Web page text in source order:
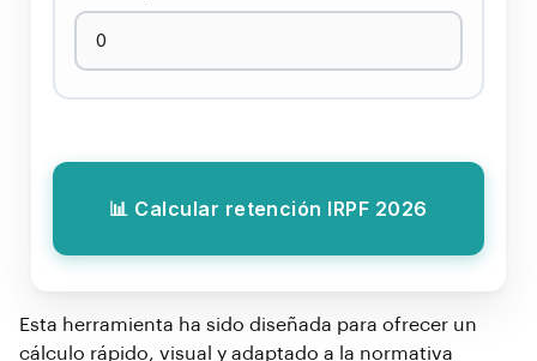
📊 Calcular retención IRPF 2026
Esta herramienta ha sido diseñada para ofrecer un
cálculo rápido, visual y adaptado a la normativa